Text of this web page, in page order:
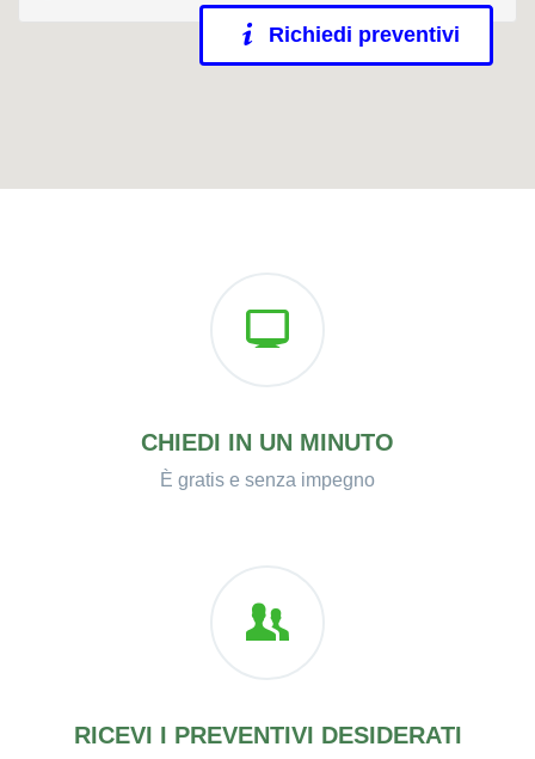
Richiedi preventivi
CHIEDI IN UN MINUTO
È gratis e senza impegno
RICEVI I PREVENTIVI DESIDERATI